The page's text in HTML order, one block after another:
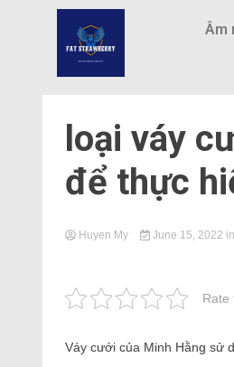
Âm
loại váy
để thực
Huyen My June 15, 2022 in
Rate
Váy cưới của Minh Hằng sử